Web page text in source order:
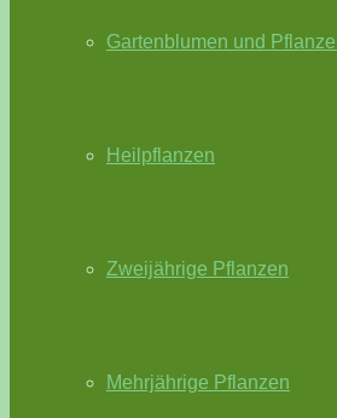
Gartenblumen und
Heilpflanzen
Zweijährige Pflanzen
Mehrjährige Pflanzen